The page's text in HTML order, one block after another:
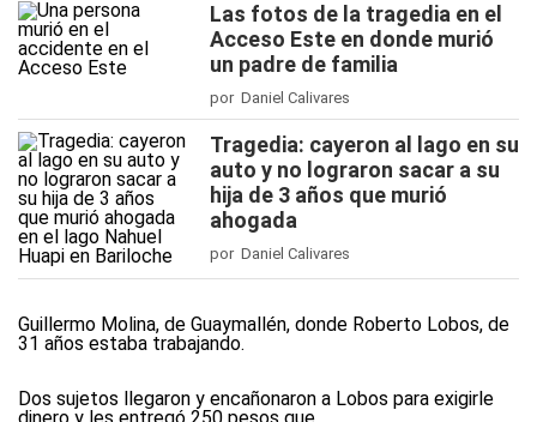
Las fotos de la tragedia en el
Acceso Este en donde murió
un padre de familia
por Daniel Calivares
Tragedia: cayeron al lago en su
auto y no lograron sacar a su
hija de 3 años que murió
ahogada
por Daniel Calivares
Guillermo Molina, de Guaymallén, donde Roberto Lobos, de
31 años estaba trabajando.
Dos sujetos llegaron y encañonaron a Lobos para exigirle